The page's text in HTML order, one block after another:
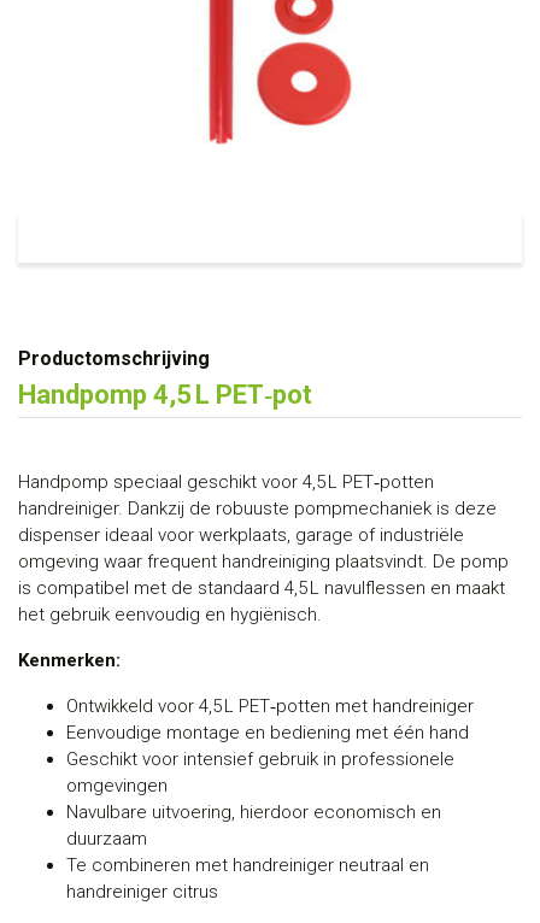
Productomschrijving
Handpomp 4,5 L PET‑pot
Handpomp speciaal geschikt voor 4,5 L PET‑potten
handreiniger. Dankzij de robuuste pompmechaniek is deze
dispenser ideaal voor werkplaats, garage of industriële
omgeving waar frequent handreiniging plaatsvindt. De pomp
is compatibel met de standaard 4,5 L navulflessen en maakt
het gebruik eenvoudig en hygiënisch.
Kenmerken:
Ontwikkeld voor 4,5 L PET‑potten met handreiniger
Eenvoudige montage en bediening met één hand
Geschikt voor intensief gebruik in professionele
omgevingen
Navulbare uitvoering, hierdoor economisch en
duurzaam
Te combineren met handreiniger neutraal en
handreiniger citrus